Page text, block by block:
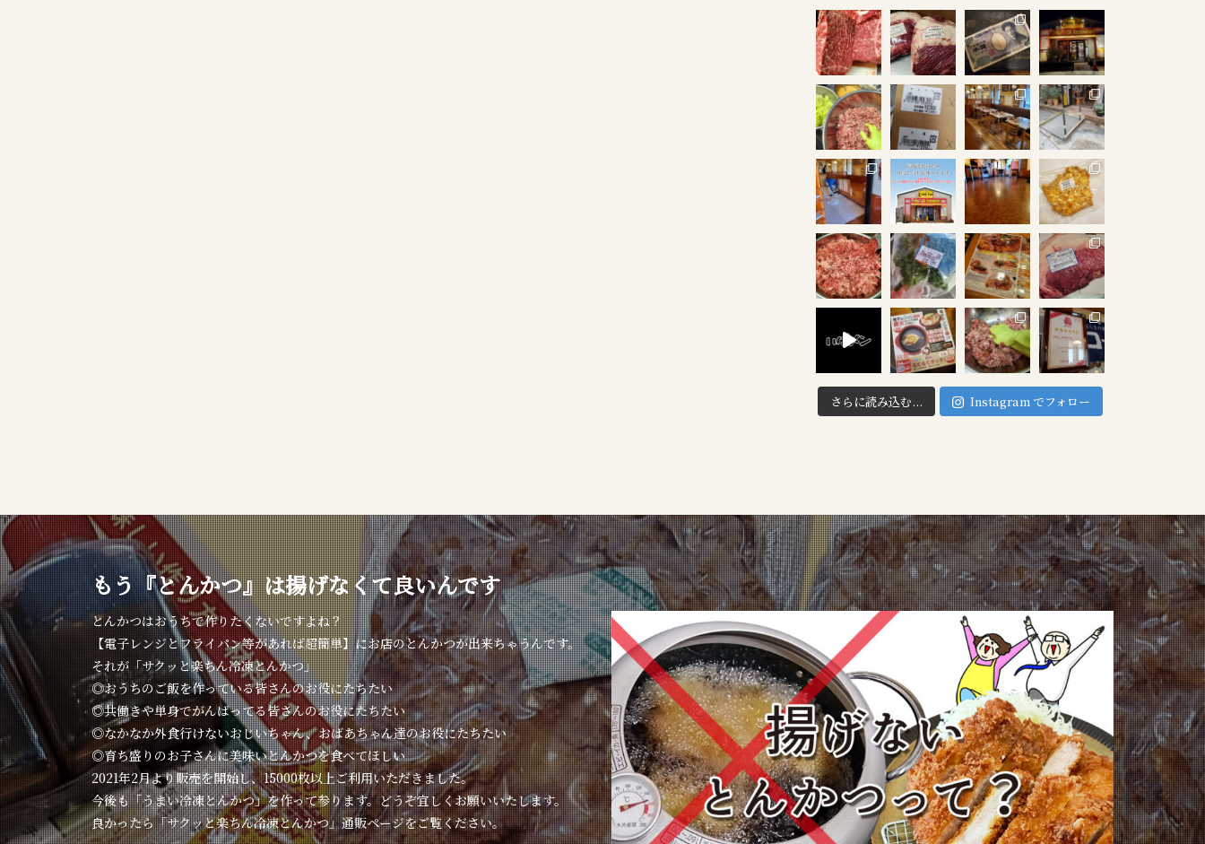
さらに読み込む... Instagram でフォロー
もう『とんかつ』は揚げなくて良いんです
とんかつはおうちで作りたくないですよね？
【電子レンジとフライパン等があれば超簡単】にお店のとんかつが出来ちゃうんです。
それが「サクッと楽ちん冷凍とんかつ」
◎おうちのご飯を作っている皆さんのお役にたちたい
◎共働きや単身でがんばってる皆さんのお役にたちたい
◎なかなか外食行けないおじいちゃん、おばあちゃん達のお役にたちたい
◎育ち盛りのお子さんに美味いとんかつを食べてほしい
2021年2月より販売を開始し、15000枚以上ご利用いただきました。
今後も「うまい冷凍とんかつ」を作って参ります。どうぞ宜しくお願いいたします。
良かったら「サクッと楽ちん冷凍とんかつ」通販ページをご覧ください。